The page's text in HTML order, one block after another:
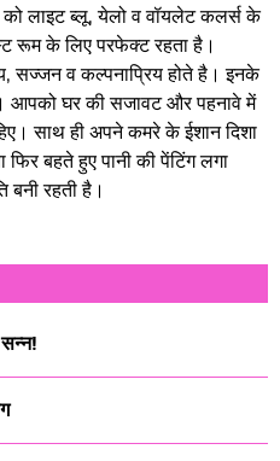
को लाइट ब्लू, येलो व वॉयलेट कलर्स के
रूम के लिए परफेक्ट रहता है।
सज्जन व कल्पनाप्रिय होते है। इनके
आपको घर की सजावट और पहनावे में
साथ ही अपने कमरे के ईशान दिशा
बहते हुए पानी की पेंटिंग लगा
रहती है।